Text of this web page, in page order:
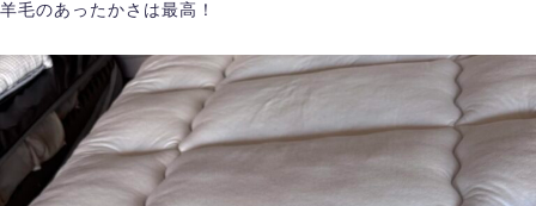
羊毛のあったかさは最高！